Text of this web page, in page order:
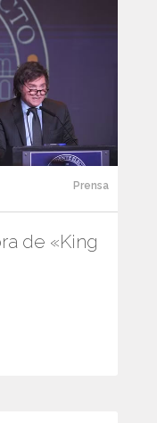
Prensa
de «King